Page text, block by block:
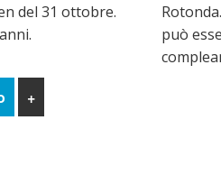
del 31 ottobre.
+
può